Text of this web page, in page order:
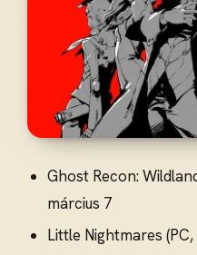
Ghost Recon:
március 7
Little Nightmares